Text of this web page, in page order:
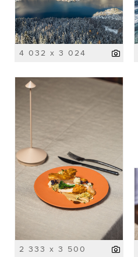
4 032 x 3 024
2 333 x 3 500